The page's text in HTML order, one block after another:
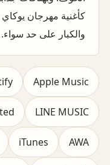
كأغنية مهرجان
والكبار على حد سواء.
Apple Music
LINE MUSIC
AWA
iTunes